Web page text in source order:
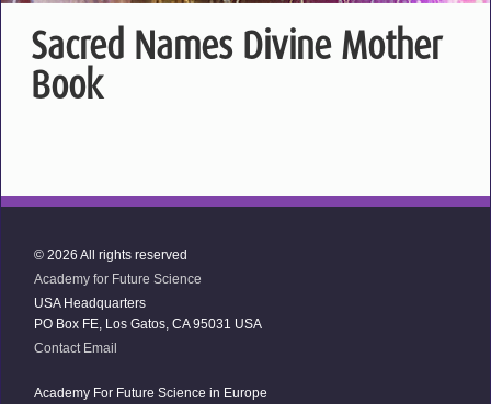
Sacred Names Divine Mother
Book
© 2026 All rights reserved
Academy for Future Science
USA Headquarters
PO Box FE, Los Gatos, CA 95031 USA
Contact Email
Academy For Future Science in Europe